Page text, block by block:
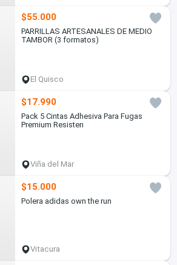
$55.000
PARRILLAS ARTESANALES DE MEDIO
TAMBOR (3 formatos)
El Quisco
$17.990
Pack 5 Cintas Adhesiva Para Fugas
Premium Resisten
Viña del Mar
$15.000
Polera adidas own the run
Vitacura